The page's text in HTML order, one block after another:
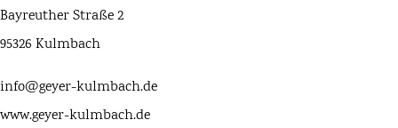
Bayreuther Straße 2
95326 Kulmbach
info@geyer-kulmbach.de
www.geyer-kulmbach.de